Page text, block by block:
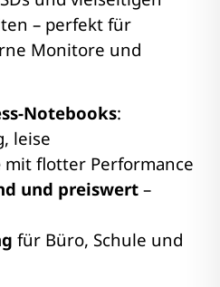
– perfekt für
Monitore und
Notebooks:
leise
mit flotter Performance
und preiswert –
für Büro, Schule und